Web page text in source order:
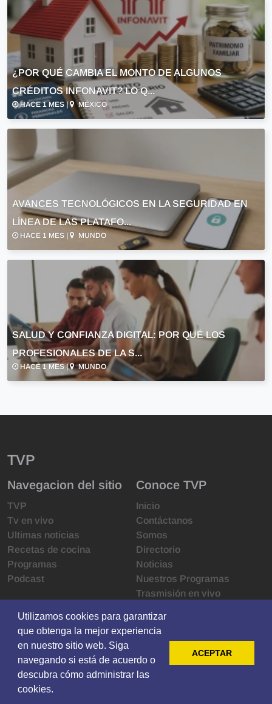
¿POR QUÉ CAMBIA EL MONTO DE ALGUNOS
CRÉDITOS INFONAVIT? LO Q...
HACE 1 MES | MÉXICO
AVANCES TECNOLÓGICOS EN LA SEGURIDAD EN
LÍNEA DE LAS PLATAFO...
HACE 1 MES | MUNDO
SALUD Y CONFIANZA DIGITAL: POR QUÉ LOS
PROFESIONALES DE LA S...
HACE 1 MES | MUNDO
TVP
Navegacion del sitio
TVP
Tv en vivo
Ultimas noticias
Recetas de cocina
Programas
Podcast
Conoce TVP
Inicio
Contáctanos
Somos
Directorio
Noticias
Nuestros Programas
Trasmisión en vivo
Derechos de las audiencias
Código de ética
Redes sociales
© 2021 Televisoras Grupo Pacífico ·
Utilizamos cookies para garantizar
que obtenga la mejor experiencia
en nuestro sitio web. Siga
navegando si está de acuerdo o
descubra cómo administrar las
cookies.
ACEPTAR
Utilizamos cookies para garantizar
que obtenga la mejor experiencia
en nuestro sitio web. Siga
navegando si está de acuerdo o
descubra cómo administrar las
cookies.
ACEPTAR